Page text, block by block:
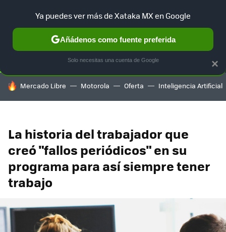
SELECCIÓN GAMING HOME AUTO TERRITORIO
HOY SE HABLA DE
Mercado Libre Motorola Oferta Inteligencia Artificial
La historia del trabajador que
creó "fallos periódicos" en su
programa para así siempre tener
trabajo
×
Ya puedes ver más de Xataka MX en Google
Añádenos como fuente preferida
Solo necesitas una cuenta de Google